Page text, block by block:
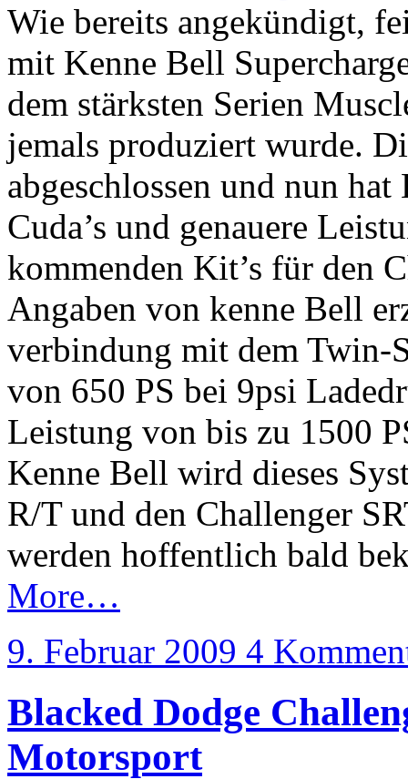
Wie bereits angekündigt,
mit Kenne Bell
dem stärksten Serien
jemals produziert wurde.
abgeschlossen und nun
Cuda’s und genauere
kommenden Kit’s für den
Angaben von kenne Bell
verbindung mit dem Twin-
von 650 PS bei 9psi
Leistung von bis zu 1500
Kenne Bell wird dieses
R/T und den Challenger
werden hoffentlich bald
More…
9. Februar 2009 4
Blacked Dodge
Motorsport